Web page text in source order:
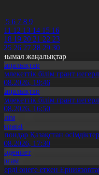
5 6 7 8 9
11 12 13 14 15 16
18 19 20 21 22 23
25 26 27 28 29 30
жаңалықтар
білім грант
19:46
білім грант
16:50
Қазақстан
17:30
өнеге еткен